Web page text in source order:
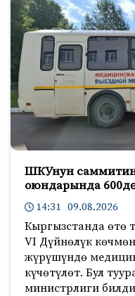
ШКУнун
оюндарында
14:31 09.08.2026
Кыргызстанда өтө
VI Дүйнөлүк
жүрүшүндө
күчөтүлөт. Бул
министрлиги